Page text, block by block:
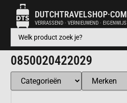
DUTCHTRAVELSHOP·COM
VERRASSEND · VERNIEUWEND · EIGENWIJS
0850020422029